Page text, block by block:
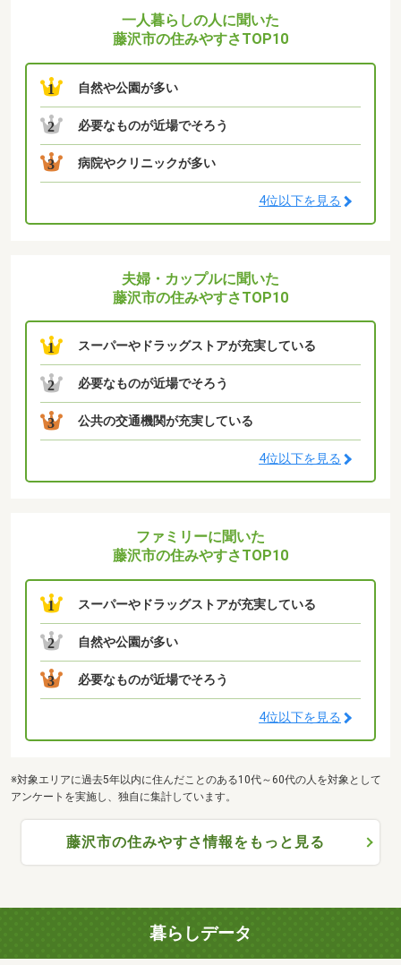
一人暮らしの人に聞いた
藤沢市の住みやすさTOP10
1 自然や公園が多い
2 必要なものが近場でそろう
3 病院やクリニックが多い
4位以下を見る
夫婦・カップルに聞いた
藤沢市の住みやすさTOP10
1 スーパーやドラッグストアが充実している
2 必要なものが近場でそろう
3 公共の交通機関が充実している
4位以下を見る
ファミリーに聞いた
藤沢市の住みやすさTOP10
1 スーパーやドラッグストアが充実している
2 自然や公園が多い
3 必要なものが近場でそろう
4位以下を見る
※対象エリアに過去5年以内に住んだことのある10代～60代の人を対象として
アンケートを実施し、独自に集計しています。
藤沢市の住みやすさ情報をもっと見る
暮らしデータ